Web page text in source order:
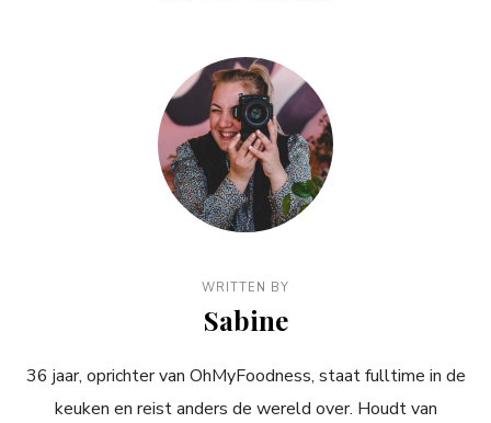
WRITTEN BY
Sabine
36 jaar, oprichter van OhMyFoodness, staat fulltime in de
keuken en reist anders de wereld over. Houdt van